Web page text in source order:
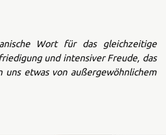
Wort für das gleichzeitige
und intensiver Freude, das
uns etwas von außergewöhnlichem